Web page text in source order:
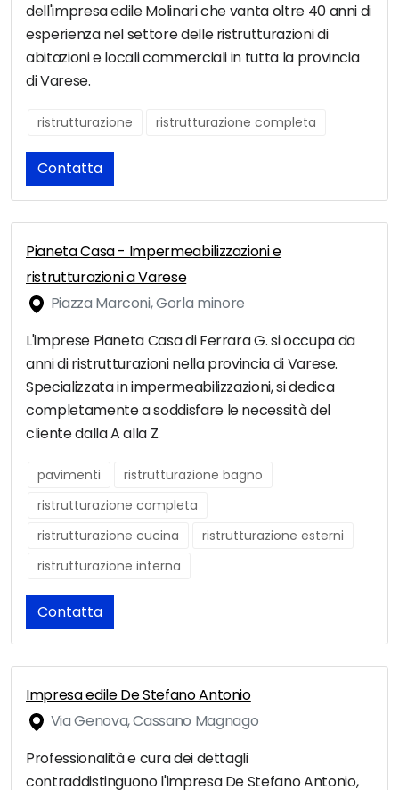
dell'impresa edile Molinari che vanta oltre 40 anni di
esperienza nel settore delle ristrutturazioni di
abitazioni e locali commerciali in tutta la provincia
di Varese.
ristrutturazione ristrutturazione completa
Contatta
Pianeta Casa - Impermeabilizzazioni e
ristrutturazioni a Varese
Piazza Marconi, Gorla minore
L'imprese Pianeta Casa di Ferrara G. si occupa da
anni di ristrutturazioni nella provincia di Varese.
Specializzata in impermeabilizzazioni, si dedica
completamente a soddisfare le necessità del
cliente dalla A alla Z.
pavimenti
ristrutturazione bagno
ristrutturazione completa
ristrutturazione cucina
ristrutturazione esterni
ristrutturazione interna
Contatta
Impresa edile De Stefano Antonio
Via Genova, Cassano Magnago
Professionalità e cura dei dettagli
contraddistinguono l'impresa De Stefano Antonio,